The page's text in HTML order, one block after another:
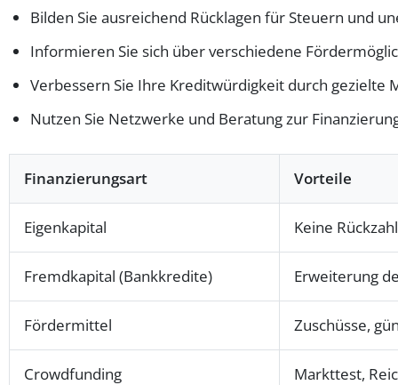
Bilden Sie ausreichend Rücklagen für Steuern und
Informieren Sie sich über verschiedene
Verbessern Sie Ihre Kreditwürdigkeit durch gezielte
Nutzen Sie Netzwerke und Beratung zur
Finanzierungsart Vorteile
Eigenkapital Keine
Fremdkapital (Bankkredite) Erweiterung
Fördermittel Zuschüsse,
Crowdfunding Markttest,